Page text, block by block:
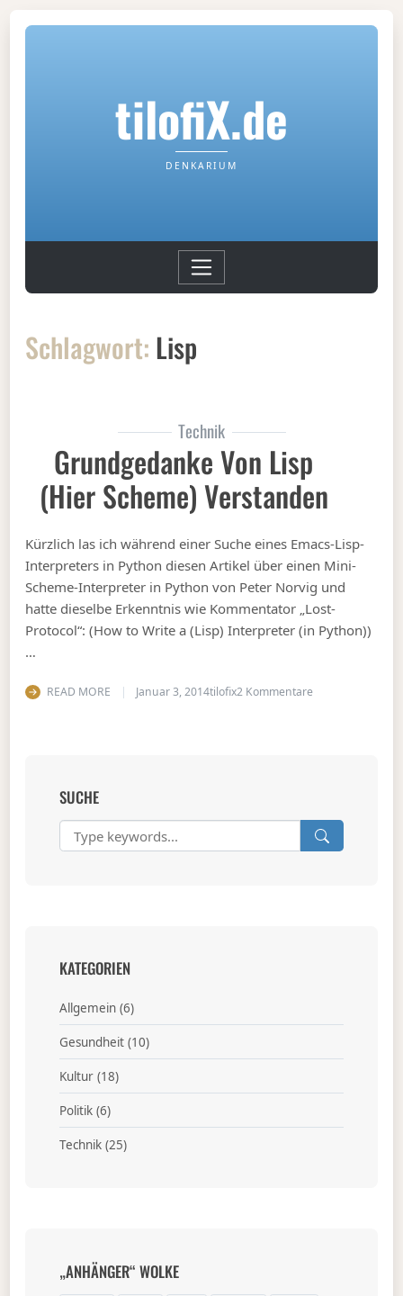
tilofiX.de
DENKARIUM
Schlagwort: Lisp
Technik
Grundgedanke Von Lisp
(hier Scheme) Verstanden
Kürzlich las ich während einer Suche eines Emacs-Lisp-
Interpreters in Python diesen Artikel über einen Mini-
Scheme-Interpreter in Python von Peter Norvig und
hatte dieselbe Erkenntnis wie Kommentator „Lost-
Protocol“: (How to Write a (Lisp) Interpreter (in Python))
…
READ MORE Januar 3, 2014tilofix2 Kommentarezu
SUCHE
KATEGORIEN
Allgemein(6)
Gesundheit(10)
Kultur(18)
Politik(6)
Technik(25)
„ANHÄNGER“ WOLKE